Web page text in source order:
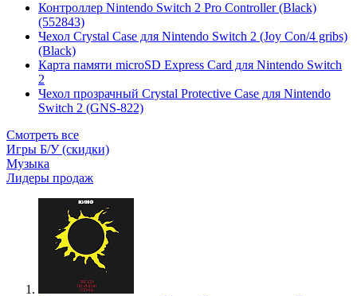
Контроллер Nintendo Switch 2 Pro Controller (Black)
(552843)
Чехол Сrystal Сase для Nintendo Switch 2 (Joy Con/4 gribs)
(Black)
Карта памяти microSD Express Card для Nintendo Switch
2
Чехол прозрачный Crystal Protective Case для Nintendo
Switch 2 (GNS-822)
Смотреть все
Игры Б/У (скидки)
Музыка
Лидеры продаж